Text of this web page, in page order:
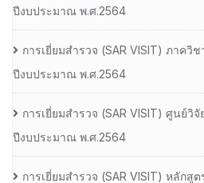
ปีงบประมาณ พ.ศ.2564
การเยี่ยมสํารวจ (SAR VISIT) ภาควิ
ปีงบประมาณ พ.ศ.2564
การเยี่ยมสํารวจ (SAR VISIT) ศูนย์วิ
ปีงบประมาณ พ.ศ.2564
การเยี่ยมสํารวจ (SAR VISIT) หลักสู